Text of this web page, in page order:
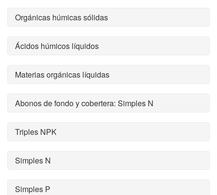
Orgánicas húmicas sólidas
Ácidos húmicos líquidos
Materias orgánicas líquidas
Abonos de fondo y cobertera: Simples N
Triples NPK
Simples N
Simples P